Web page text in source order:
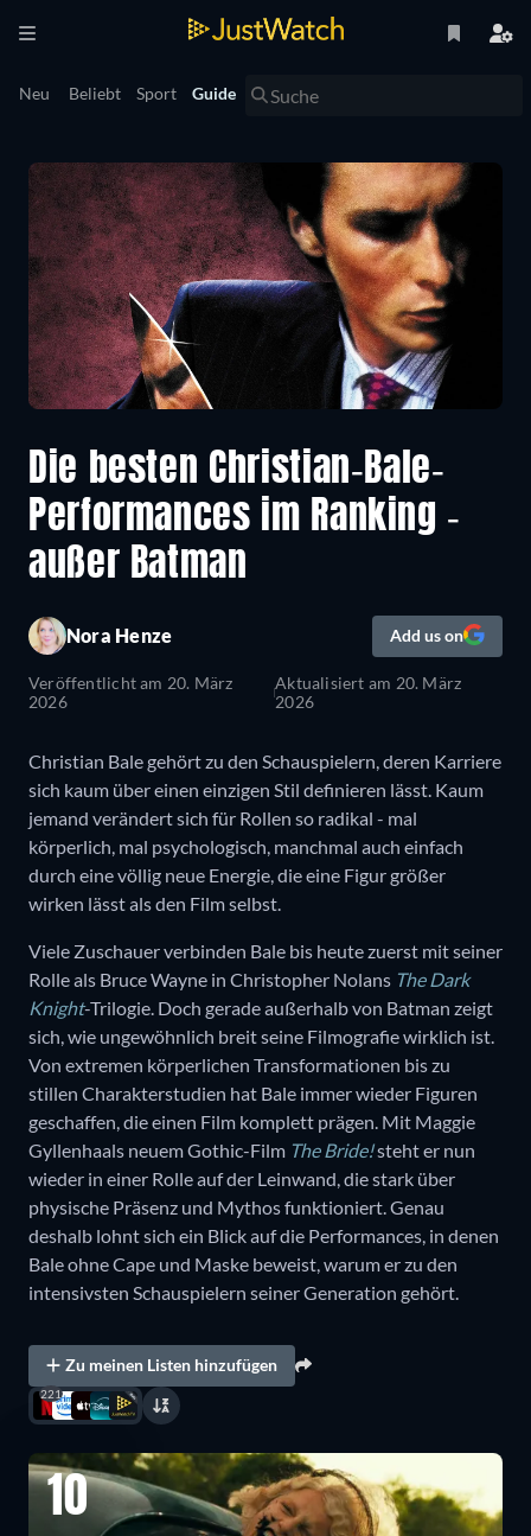
Neu Beliebt Sport Guide
Die besten Christian-Bale-
Performances im Ranking -
außer Batman
Nora Henze Add us on
Veröffentlicht am 20. März
2026
Aktualisiert am 20. März
2026
Christian Bale gehört zu den Schauspielern, deren Karriere
sich kaum über einen einzigen Stil definieren lässt. Kaum
jemand verändert sich für Rollen so radikal - mal
körperlich, mal psychologisch, manchmal auch einfach
durch eine völlig neue Energie, die eine Figur größer
wirken lässt als den Film selbst.
Viele Zuschauer verbinden Bale bis heute zuerst mit seiner
Rolle als Bruce Wayne in Christopher Nolans The Dark
Knight-Trilogie. Doch gerade außerhalb von Batman zeigt
sich, wie ungewöhnlich breit seine Filmografie wirklich ist.
Von extremen körperlichen Transformationen bis zu
stillen Charakterstudien hat Bale immer wieder Figuren
geschaffen, die einen Film komplett prägen. Mit Maggie
Gyllenhaals neuem Gothic-Film The Bride!steht er nun
wieder in einer Rolle auf der Leinwand, die stark über
physische Präsenz und Mythos funktioniert. Genau
deshalb lohnt sich ein Blick auf die Performances, in denen
Bale ohne Cape und Maske beweist, warum er zu den
intensivsten Schauspielern seiner Generation gehört.
Zu meinen Listen hinzufügen
221
10